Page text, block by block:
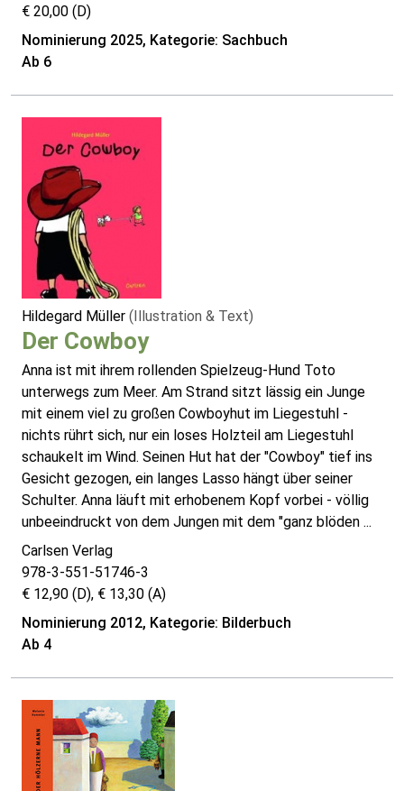
€ 20,00 (D)
Nominierung 2025, Kategorie: Sachbuch
Ab 6
Hildegard Müller (Illustration & Text)
Der Cowboy
Anna ist mit ihrem rollenden Spielzeug-Hund Toto
unterwegs zum Meer. Am Strand sitzt lässig ein Junge
mit einem viel zu großen Cowboyhut im Liegestuhl -
nichts rührt sich, nur ein loses Holzteil am Liegestuhl
schaukelt im Wind. Seinen Hut hat der "Cowboy" tief ins
Gesicht gezogen, ein langes Lasso hängt über seiner
Schulter. Anna läuft mit erhobenem Kopf vorbei - völlig
unbeeindruckt von dem Jungen mit dem "ganz blöden ...
Carlsen Verlag
978-3-551-51746-3
€ 12,90 (D), € 13,30 (A)
Nominierung 2012, Kategorie: Bilderbuch
Ab 4